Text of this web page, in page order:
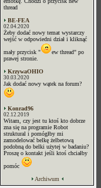
thread
BE-FEA
02.04.2020
Żeby dodać nowy temat wystarczy
wejść w odpowiedni dział i kliknąć
mały przycisk "
ew thread" po
prawej stronie.
KrzywaOHIO
30.03.2020
Jak dodać nowy wątek na forum?
Konrad96
02.12.2019
Witam, czy jest tu ktoś kto dobrze
zna się na programie Robot
struktural i pomógłby mi
zamodelować belkę żelbetową
podobną do belki użytej w badaniu?
Proszę o kontakt jeśli ktoś chciałby
pomóc
Archiwum